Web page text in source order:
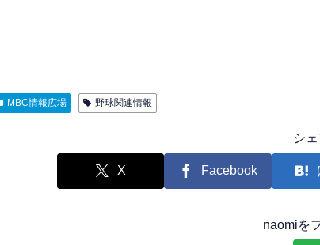
MBC情報広場 野球関連情報
シ
X Facebook
naomiを